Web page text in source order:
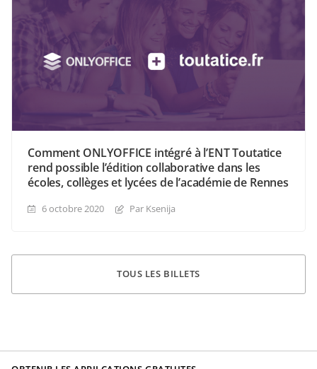
Comment ONLYOFFICE intégré à l’ENT Toutatice
rend possible l’édition collaborative dans les
écoles, collèges et lycées de l’académie de Rennes
6 octobre 2020 Par Ksenija
TOUS LES BILLETS